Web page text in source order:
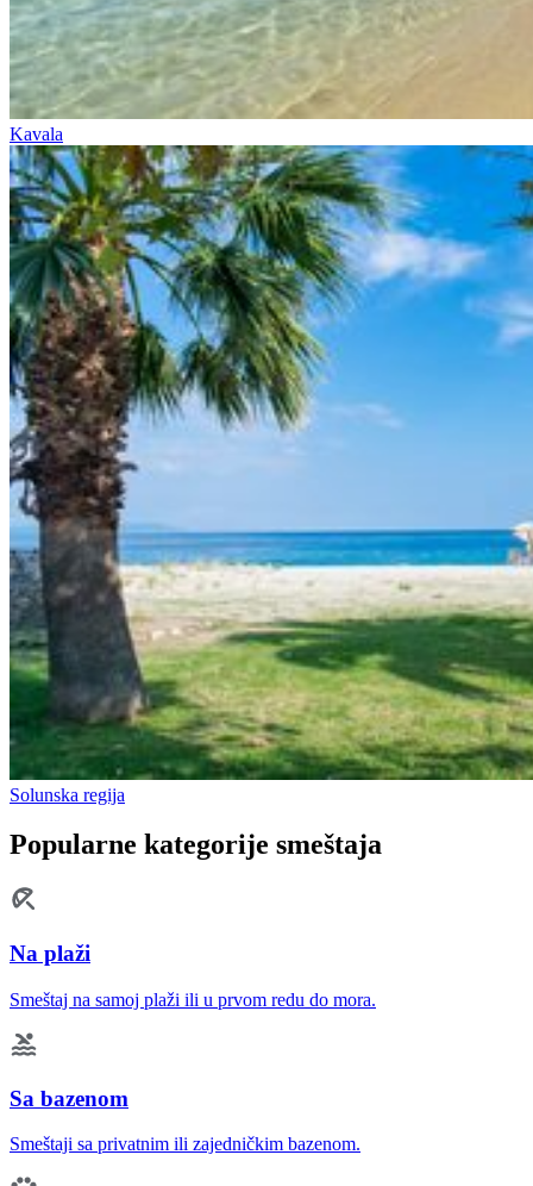
Kavala
Solunska regija
Popularne kategorije smeštaja
Na plaži
Smeštaj na samoj plaži ili u prvom redu do mora.
Sa bazenom
Smeštaji sa privatnim ili zajedničkim bazenom.